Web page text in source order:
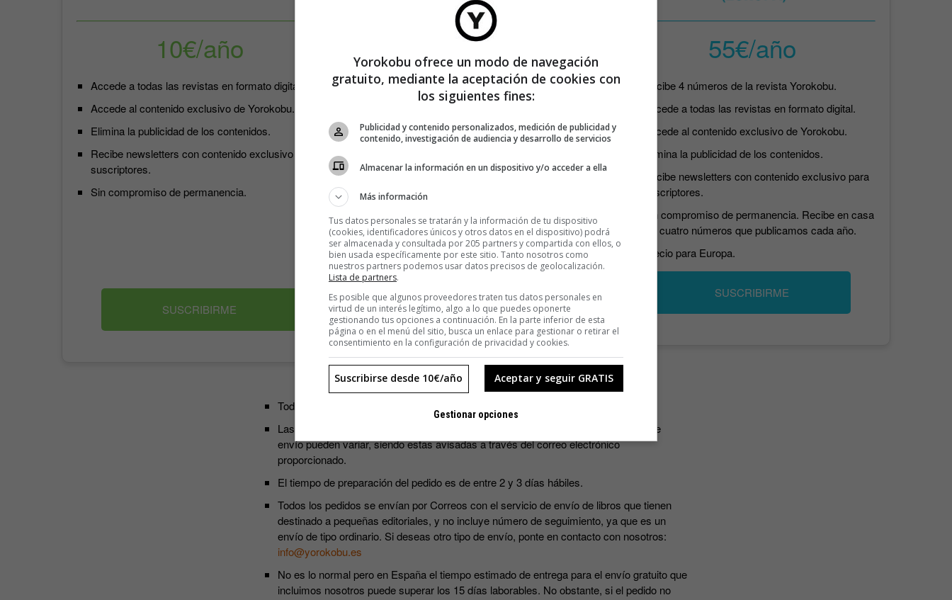
10€/año
Accede a todas las revistas en formato digital.
Accede al contenido exclusivo de Yorokobu.
Elimina la publicidad de los contenidos.
Recibe newsletters con contenido exclusivo para
suscriptores.
Sin compromiso de permanencia.
SUSCRIBIRME
35€/año
Recibe 4 números de la revista Yorokobu.
Accede a todas las revistas en formato digital.
Accede al contenido exclusivo de Yorokobu.
Recibe newsletters con contenido exclusivo para
suscriptores.
Sin compromiso de permanencia. Recibe en casa
los cuatro números que publicamos cada año.
Precio para la península y Baleares.
SUSCRIBIRME
55€/año
Recibe 4 números de la revista Yorokobu.
Accede a todas las revistas en formato digital.
Accede al contenido exclusivo de Yorokobu.
Elimina la publicidad de los contenidos.
Recibe newsletters con contenido exclusivo para
suscriptores.
Sin compromiso de permanencia. Recibe en casa
los cuatro números que publicamos cada año.
Precio para Europa.
SUSCRIBIRME
Todos los precios incluyen IVA.
Las suscripciones incluyen los cuatro números que se editan al año. Las fechas de
envío pueden variar, siendo estas avisadas a través del correo electrónico
proporcionado.
El tiempo de preparación del pedido es de entre 2 y 3 días hábiles.
Todos los pedidos se envían por Correos con el servicio de envío de libros que tienen
destinado a pequeñas editoriales, y no incluye número de seguimiento, ya que es un
envío de tipo ordinario. Si deseas otro tipo de envío, ponte en contacto con nosotros:
info@yorokobu.es
No es lo normal pero en España el tiempo estimado de entrega para el envío gratuito que
incluimos nosotros puede superar los 15 días laborables. No obstante, si el pedido no
Yorokobu ofrece un modo de navegación
gratuito, mediante la aceptación de cookies con
los siguientes fines:
Publicidad y contenido personalizados, medición de publicidad y
contenido, investigación de audiencia y desarrollo de servicios
Almacenar la información en un dispositivo y/o acceder a ella
Más información
Tus datos personales se tratarán y la información de tu dispositivo
(cookies, identificadores únicos y otros datos en el dispositivo) podrá
ser almacenada y consultada por 205 partners y compartida con ellos, o
bien usada específicamente por este sitio. Tanto nosotros como
nuestros partners podemos usar datos precisos de geolocalización.
Lista de partners.
Es posible que algunos proveedores traten tus datos personales en
virtud de un interés legítimo, algo a lo que puedes oponerte
gestionando tus opciones a continuación. En la parte inferior de esta
página o en el menú del sitio, busca un enlace para gestionar o retirar el
consentimiento en la configuración de privacidad y cookies.
Aceptar y seguir GRATIS
Suscribirse desde 10€/año
Gestionar opciones